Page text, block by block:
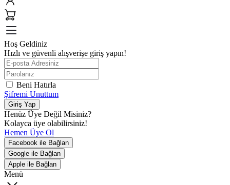
Hoş Geldiniz
Hızlı ve güvenli alışverişe giriş yapın!
Beni Hatırla
Şifremi Unuttum
Giriş Yap
Henüz Üye Değil Misiniz?
Kolayca üye olabilirsiniz!
Hemen Üye Ol
Facebook ile Bağlan
Google ile Bağlan
Apple ile Bağlan
Menü